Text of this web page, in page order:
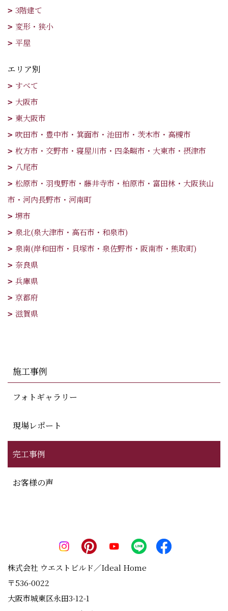
3階建て
変形・狭小
平屋
エリア別
すべて
大阪市
東大阪市
吹田市・豊中市・箕面市・池田市・茨木市・高槻市
枚方市・交野市・寝屋川市・四条畷市・大東市・摂津市
八尾市
松原市・羽曳野市・藤井寺市・柏原市・富田林・大阪狭山
市・河内長野市・河南町
堺市
泉北(泉大津市・高石市・和泉市)
泉南(岸和田市・貝塚市・泉佐野市・阪南市・熊取町)
奈良県
兵庫県
京都府
滋賀県
施工事例
フォトギャラリー
現場レポート
完工事例
お客様の声
株式会社 ウエストビルド／Ideal Home
〒536-0022
大阪市城東区永田3-12-1